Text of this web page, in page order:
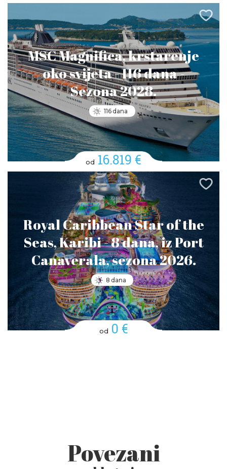
MSC Magnifica, krstarenje
oko svijeta - 116 dana -
Sezona 2028.
116 dana
od 16.819 €
Royal Caribbean Star of the
Seas, Karibi - 8 dana, iz Port
Canaverala, sezona 2026.
8 dana
od 0 €
Povezani